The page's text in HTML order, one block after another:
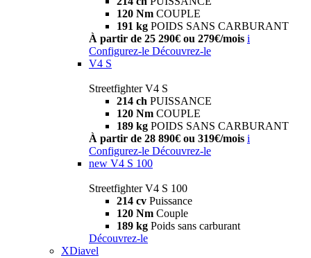
120 Nm COUPLE
191 kg POIDS SANS CARBURANT
À partir de 25 290€ ou 279€/mois i
Configurez-le Découvrez-le
V4 S
Streetfighter V4 S
214 ch PUISSANCE
120 Nm COUPLE
189 kg POIDS SANS CARBURANT
À partir de 28 890€ ou 319€/mois i
Configurez-le Découvrez-le
new V4 S 100
Streetfighter V4 S 100
214 cv Puissance
120 Nm Couple
189 kg Poids sans carburant
Découvrez-le
XDiavel